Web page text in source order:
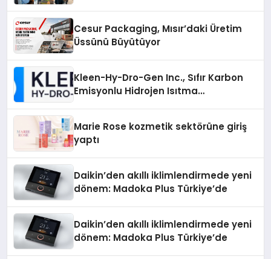
Cesur Packaging, Mısır’daki Üretim
Üssünü Büyütüyor
Kleen-Hy-Dro-Gen Inc., Sıfır Karbon
Emisyonlu Hidrojen Isıtma
Marie Rose kozmetik sektörüne giriş
yaptı
Daikin’den akıllı iklimlendirmede yeni
dönem: Madoka Plus Türkiye’de
Daikin’den akıllı iklimlendirmede yeni
dönem: Madoka Plus Türkiye’de